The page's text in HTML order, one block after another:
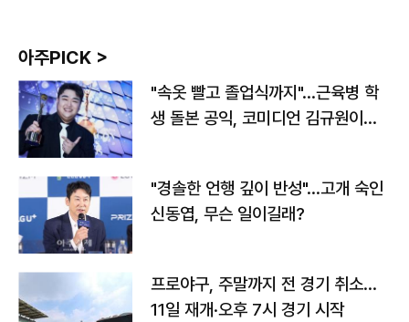
아주PICK >
"속옷 빨고 졸업식까지"…근육병 학
생 돌본 공익, 코미디언 김규원이었
"경솔한 언행 깊이 반성"…고개 숙인
신동엽, 무슨 일이길래?
프로야구, 주말까지 전 경기 취소…
11일 재개·오후 7시 경기 시작